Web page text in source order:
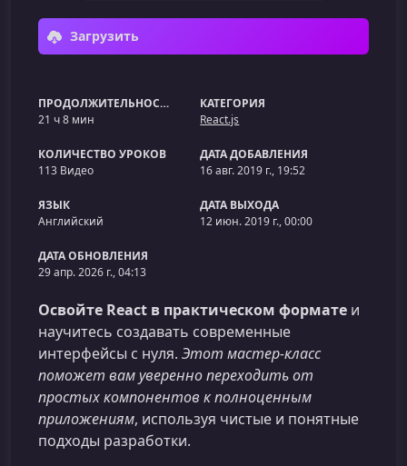
Загрузить
ПРОДОЛЖИТЕЛЬНОСТЬ
21 ч 8 мин
КАТЕГОРИЯ
React.js
КОЛИЧЕСТВО УРОКОВ
113 Видео
ДАТА ДОБАВЛЕНИЯ
16 авг. 2019 г., 19:52
ЯЗЫК
Английский
ДАТА ВЫХОДА
12 июн. 2019 г., 00:00
ДАТА ОБНОВЛЕНИЯ
29 апр. 2026 г., 04:13
Освойте React в практическом формате и
научитесь создавать современные
интерфейсы с нуля. Этот мастер‑класс
поможет вам уверенно переходить от
простых компонентов к полноценным
приложениям, используя чистые и понятные
подходы разработки.